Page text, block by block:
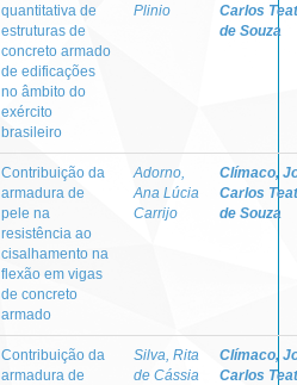
quantitativa de
estruturas de
concreto armado
de edificações
no âmbito do
exército
brasileiro
Plinio
Carlos
de Souza
Contribuição da
armadura de
pele na
resistência ao
cisalhamento na
flexão em vigas
de concreto
armado
Adorno,
Ana Lúcia
Carrijo
Clímaco,
Carlos
de Souza
Contribuição da
armadura de
Silva, Rita
de Cássia
Clímaco,
Carlos